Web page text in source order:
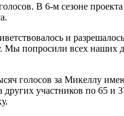
В 6-м сезоне
и
Мы попросили всех
голосов за Микеллу
участников по 65